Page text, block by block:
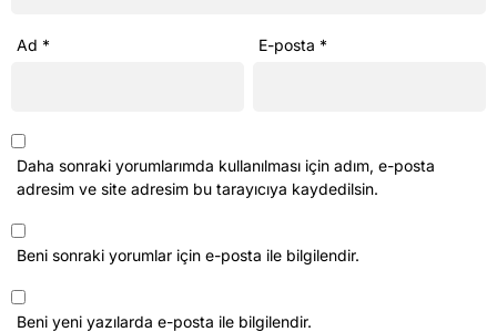
Ad * E-posta *
Daha sonraki yorumlarımda kullanılması için adım, e-posta
adresim ve site adresim bu tarayıcıya kaydedilsin.
Beni sonraki yorumlar için e-posta ile bilgilendir.
Beni yeni yazılarda e-posta ile bilgilendir.